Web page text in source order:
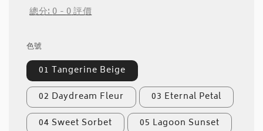
總分:0-0評價
色號
01 Tangerine Beige
02 Daydream Fleur
03 Eternal Petal
04 Sweet Sorbet
05 Lagoon Sunset